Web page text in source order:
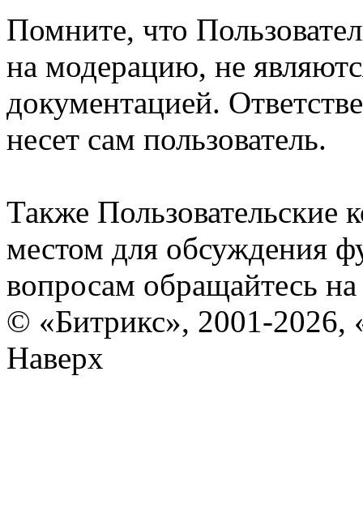
Помните, что
на модерацию, не
документацией.
несет сам пользователь.
Также Пользовательские
местом для обсуждения
вопросам обращайтесь
© «Битрикс», 2001-2026,
Наверх